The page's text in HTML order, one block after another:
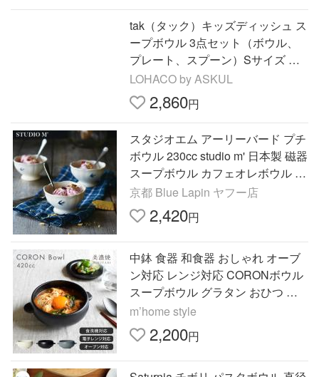
tak（タック）キッズディッシュ ス
ープボウル 3点セット（ボウル、
プレート、スプーン）Sサイズ オ
レンジ 電子レンジ対応 1セット 竹
中
LOHACO by ASKUL
2,860円
スタジオエム アーリーバード プチ
ボウル 230cc studio m' 日本製 磁器
スープボウル カフェオレボウル 結
婚祝い 内祝い ギフト 人気 おしゃ
れ
京都 Blue Lapin ヤフー店
2,420円
中鉢 食器 和食器 おしゃれ オーブ
ン対応 レンジ対応 CORONボウル
スープボウル グラタン おひつ モ
ダン 土物 シリアルボウル 耐熱 美
濃焼 保存容器 食洗機対応
m’home style
2,200円